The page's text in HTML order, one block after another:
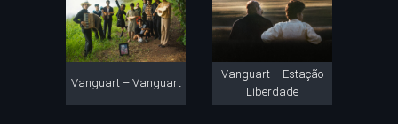
Vanguart – Vanguart
Vanguart – Estação
Liberdade